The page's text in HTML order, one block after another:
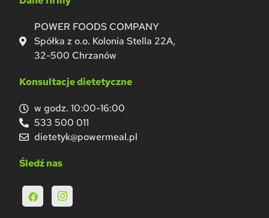
POWER FOODS COMPANY
Spółka z o.o. Kolonia Stella 22A,
32-500 Chrzanów
Konsultacje dietetyczne
w godz. 10:00-16:00
533 500 011
dietetyk@powermeal.pl
Śledź nas